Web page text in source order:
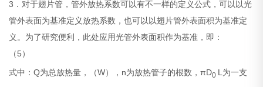
3．对于翅片管，管外放热系数可以有不一样的定义公式，可以以光
管外表面为基准定义放热系数，也可以以翅片管外表面积为基准定
义。为了研究便利，此处应用光管外表面积作为基准，即：
（5）
式中：Q为总放热量，（W），n为放热管子的根数，πD0 L为一支